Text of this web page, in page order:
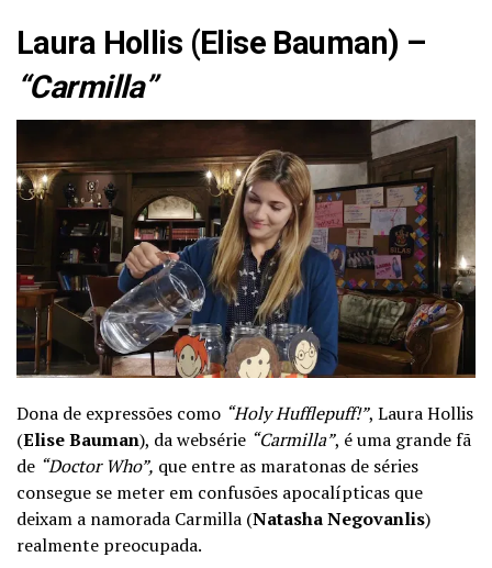
Laura Hollis (Elise Bauman) –
“Carmilla”
Dona de expressões como “Holy Hufflepuff!”, Laura Hollis
(Elise Bauman), da websérie “Carmilla”, é uma grande fã
de “Doctor Who”, que entre as maratonas de séries
consegue se meter em confusões apocalípticas que
deixam a namorada Carmilla (Natasha Negovanlis)
realmente preocupada.